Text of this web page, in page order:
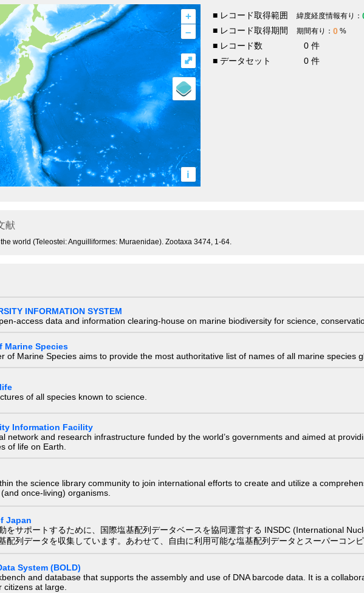
+
–
i
⤢
■ レコード取得範囲 緯度経度情報有り：
■ レコード取得期間 期間有り： 0 %
■ レコード数
0 件
■ データセット
0 件
献
world (Teleostei: Anguilliformes: Muraenidae). Zootaxa 3474, 1-64.
INFORMATION SYSTEM
access data and information clearing-house on marine biodiversity for science,
Marine Species
of Marine Species aims to provide the most authoritative list of names of all marine species
of all species known to science.
Information Facility
network and research infrastructure funded by the world’s governments and aimed at
of life on Earth.
the science library community to join international efforts to create and utilize a
once-living) organisms.
Japan
をサポートするために、国際塩基配列データベースを協同運営する INSDC (International
配列データを収集しています。あわせて、自由に利用可能な塩基配列データとスーパーコン
System (BOLD)
and database that supports the assembly and use of DNA barcode data. It is a
citizens at large.